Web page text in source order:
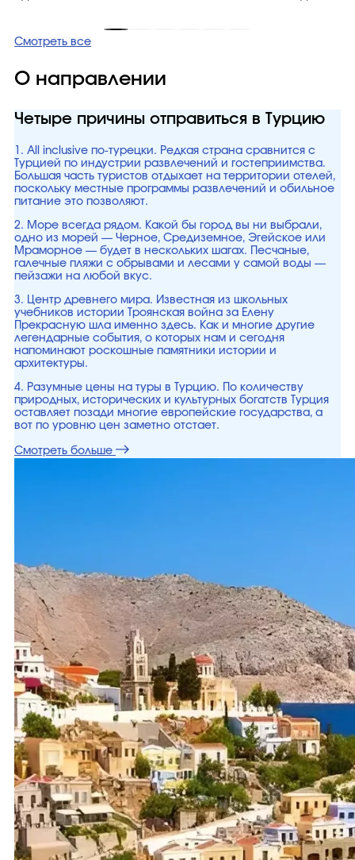
Смотреть все
О направлении
Четыре причины отправиться в Турцию
1. All inclusive по-турецки. Редкая страна сравнится с
Турцией по индустрии развлечений и гостеприимства.
Большая часть туристов отдыхает на территории отелей,
поскольку местные программы развлечений и обильное
питание это позволяют.
2. Море всегда рядом. Какой бы город вы ни выбрали,
одно из морей — Черное, Средиземное, Эгейское или
Мраморное — будет в нескольких шагах. Песчаные,
галечные пляжи с обрывами и лесами у самой воды —
пейзажи на любой вкус.
3. Центр древнего мира. Известная из школьных
учебников истории Троянская война за Елену
Прекрасную шла именно здесь. Как и многие другие
легендарные события, о которых нам и сегодня
напоминают роскошные памятники истории и
архитектуры.
4. Разумные цены на туры в Турцию. По количеству
природных, исторических и культурных богатств Турция
оставляет позади многие европейские государства, а
вот по уровню цен заметно отстает.
Смотреть больше